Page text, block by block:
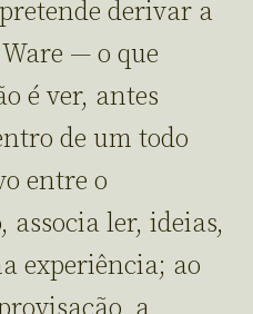
derivar a
— o que
é ver, antes
de um todo
entre o
associa ler, ideias,
experiência; ao